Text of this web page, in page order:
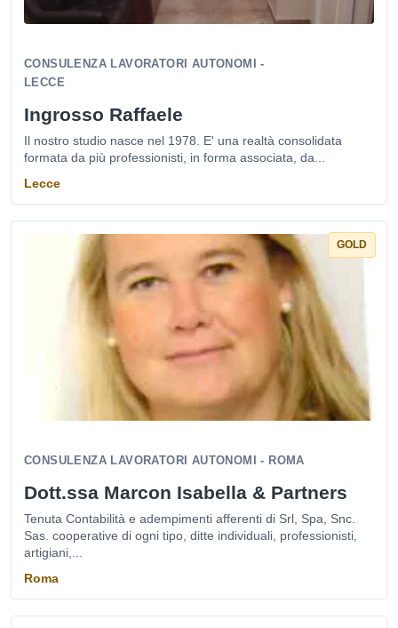
CONSULENZA LAVORATORI AUTONOMI -
LECCE
Ingrosso Raffaele
Il nostro studio nasce nel 1978. E' una realtà consolidata
formata da più professionisti, in forma associata, da...
Lecce
GOLD
CONSULENZA LAVORATORI AUTONOMI - ROMA
Dott.ssa Marcon Isabella & Partners
Tenuta Contabilità e adempimenti afferenti di Srl, Spa, Snc.
Sas. cooperative di ogni tipo, ditte individuali, professionisti,
artigiani,...
Roma